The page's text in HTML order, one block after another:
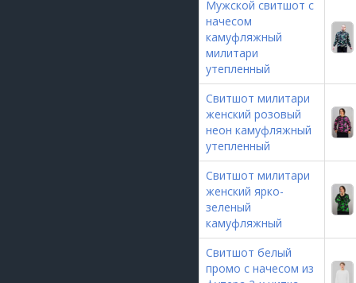
Мужской свитшот с
начесом
камуфляжный
милитари
утепленный
Свитшот милитари
женский розовый
неон камуфляжный
утепленный
Свитшот милитари
женский ярко-
зеленый
камуфляжный
Свитшот белый
промо с начесом из